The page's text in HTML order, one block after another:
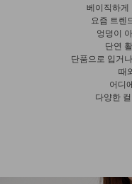
베이직하게
요즘 트렌
엉덩이
단연
단품으로 입거
때
어디
다양한